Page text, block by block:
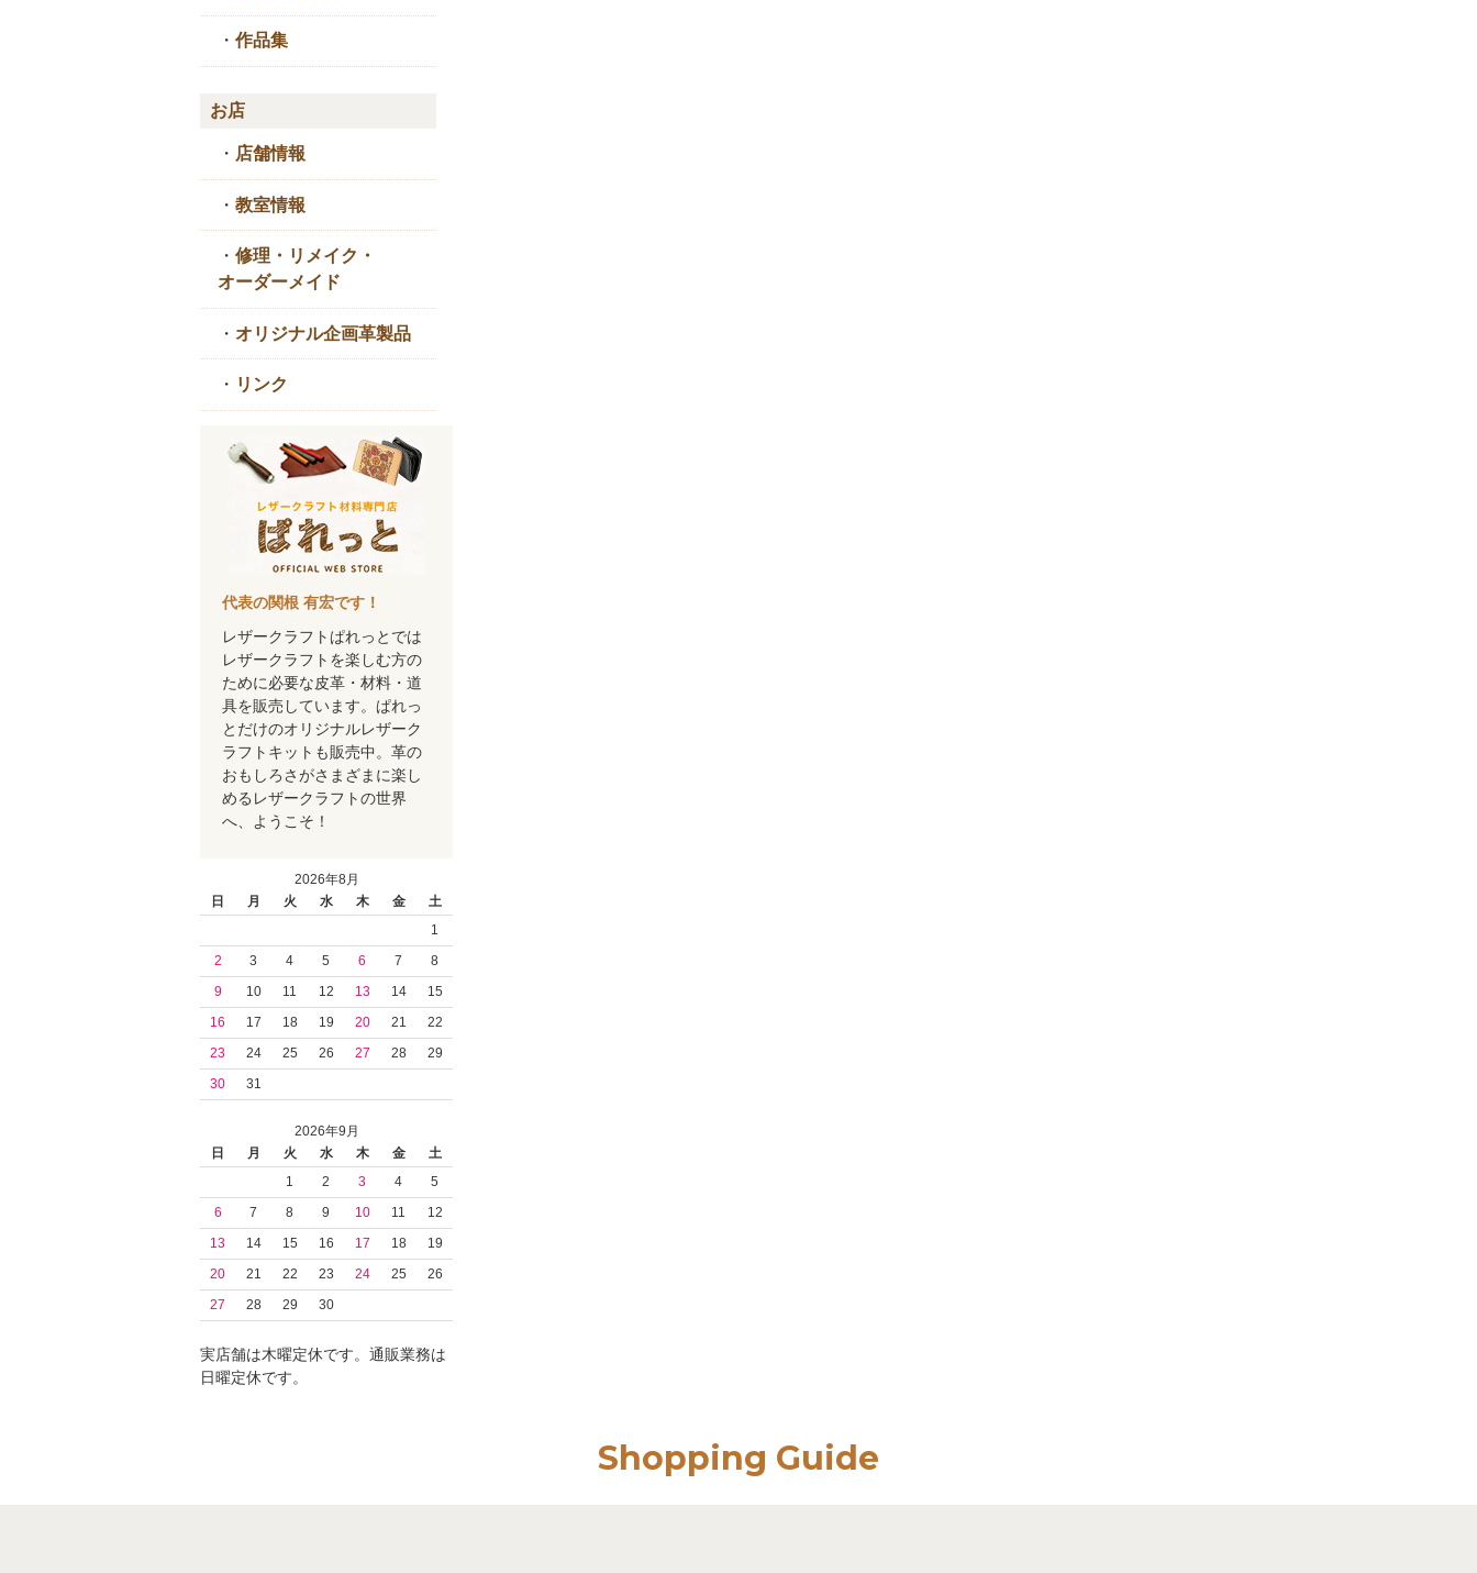
・ 作品集
お店
・ 店舗情報
・ 教室情報
・ 修理・リメイク・
オーダーメイド
・ オリジナル企画革製品
・ リンク
代表の関根 有宏です！
レザークラフトぱれっとでは
レザークラフトを楽しむ方の
ために必要な皮革・材料・道
具を販売しています。ぱれっ
とだけのオリジナルレザーク
ラフトキットも販売中。革の
おもしろさがさまざまに楽し
めるレザークラフトの世界
へ、ようこそ！
2026年8月
日
月 火 水 木 金
土
1
2
3 4 5 6 7
8
9
10 11 12 13 14
15
16
17 18 19 20 21
22
23
24 25 26 27 28
29
30
31
2026年9月
日
月 火 水 木 金
土
1
2 3 4
5
6
7 8 9 10 11
12
13
14 15 16 17 18
19
20
21 22 23 24 25
26
27
28 29 30
実店舗は木曜定休です。通販業務は
日曜定休です。
Shopping Guide